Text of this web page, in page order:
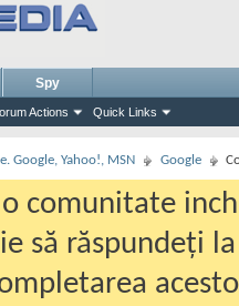
Actions Quick Links
Spy
Google, Yahoo!, MSN Google
o comunitate
să răspundeți